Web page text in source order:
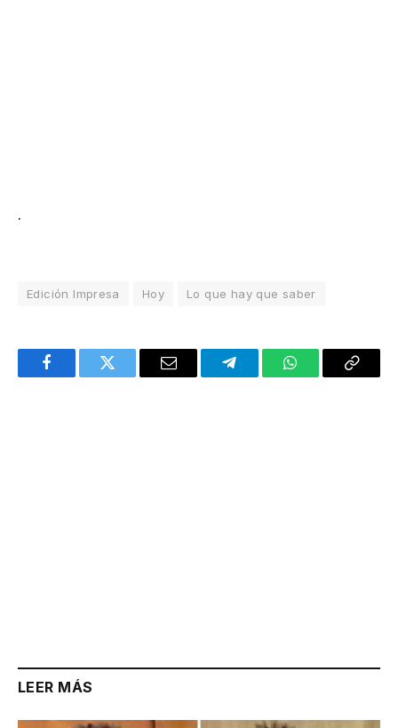
.
Edición Impresa Hoy Lo que hay que saber
FacebookTwitter Email TelegramWhatsAppCopy
LEER MÁS